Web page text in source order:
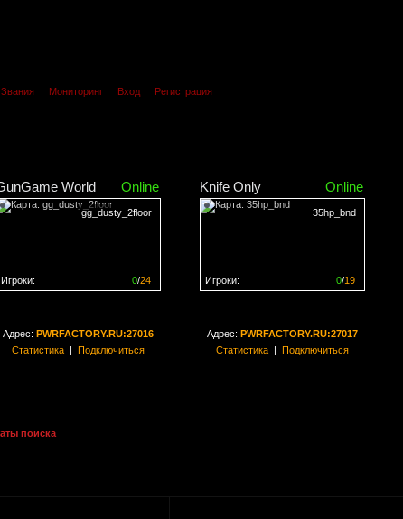
Звания Мониторинг Вход Регистрация
World Online
gg_dusty_2floor
0/24
Игроки:
Knife Only Online
35hp_bnd
0/19
Игроки:
Адрес: PWRFACTORY.RU:27016
Статистика| Подключиться
Адрес: PWRFACTORY.RU:27017
Статистика| Подключиться
поиска